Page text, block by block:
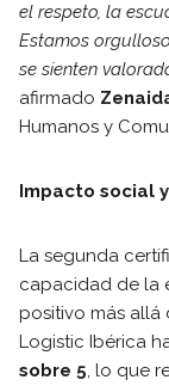
el respeto, la
Estamos
se sienten
afirmado
Humanos y
Impacto social
La segunda
capacidad de la
positivo más allá
Logistic Ibérica
sobre 5, lo que